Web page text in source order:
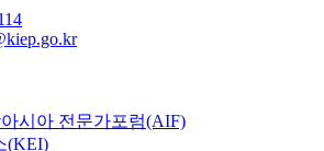
아시아 전문가포럼(AIF)
(KEI)